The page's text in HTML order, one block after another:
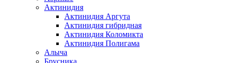
Актинидия
Актинидия Аргута
Актинидия гибридная
Актинидия Коломикта
Актинидия Полигама
Алыча
Брусника